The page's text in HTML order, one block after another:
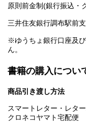
原則前金制(銀行振込・
三井住友銀行調布駅
※ゆうちょ銀行口座及
ん。
書籍の購入につい
商品引き渡し方法
スマートレター・レタ
クロネコヤマト宅配便